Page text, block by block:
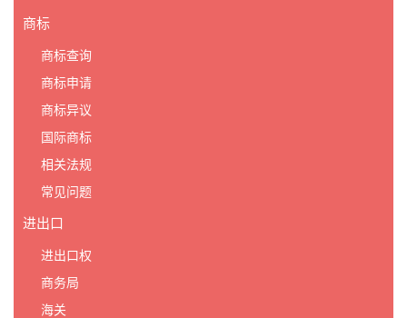
商标
商标查询
商标申请
商标异议
国际商标
相关法规
常见问题
进出口
进出口权
商务局
海关